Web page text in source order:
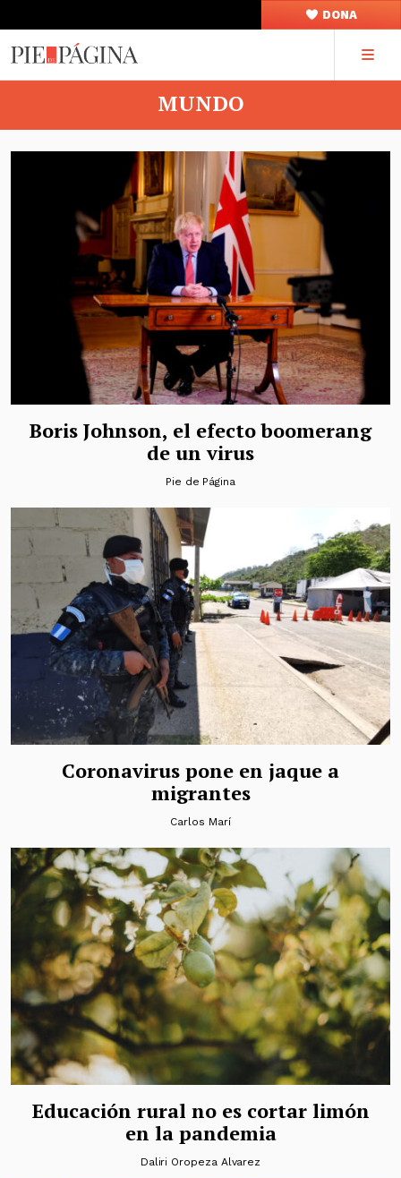
DONA
MUNDO
Boris Johnson, el efecto boomerang
de un virus
Pie de Página
Coronavirus pone en jaque a
migrantes
Carlos Marí
Educación rural no es cortar limón
en la pandemia
Daliri Oropeza Alvarez